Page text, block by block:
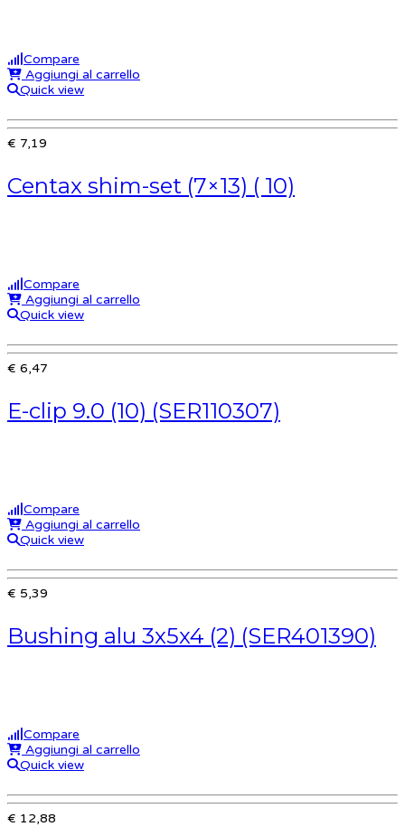
Compare
Aggiungi al carrello
Quick view
€ 7,19
Centax shim-set (7×13) ( 10)
Compare
Aggiungi al carrello
Quick view
€ 6,47
E-clip 9.0 (10) (SER110307)
Compare
Aggiungi al carrello
Quick view
€ 5,39
Bushing alu 3x5x4 (2) (SER401390)
Compare
Aggiungi al carrello
Quick view
€ 12,88